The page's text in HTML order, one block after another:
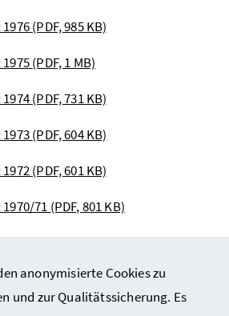
anonymisierte Cookies zu
und zur Qualitätssicherung. Es
(PDF, 985 KB)
(PDF, 1 MB)
(PDF, 731 KB)
(PDF, 604 KB)
(PDF, 601 KB)
71 (PDF, 801 KB)